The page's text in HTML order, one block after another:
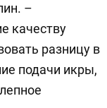
–
качеству
разницу в
подачи икры,